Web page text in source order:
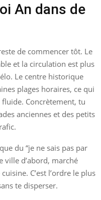
An dans de
de commencer tôt. Le
et la circulation est plus
Le centre historique
plages horaires, ce qui
Concrètement, tu
anciennes et des petits
du “je ne sais pas par
ville d’abord, marché
C’est l’ordre le plus
te disperser.